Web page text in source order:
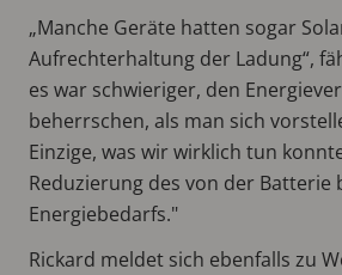
„Manche Geräte hatten sogar
Aufrechterhaltung der Ladung“,
es war schwieriger, den
beherrschen, als man sich
Einzige, was wir wirklich tun
Reduzierung des von der Batterie
Energiebedarfs."
Rickard meldet sich ebenfalls zu